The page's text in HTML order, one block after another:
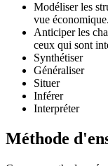
Modéliser les
vue économique.
Anticiper les
ceux qui sont
Synthétiser
Généraliser
Situer
Inférer
Interpréter
Méthode